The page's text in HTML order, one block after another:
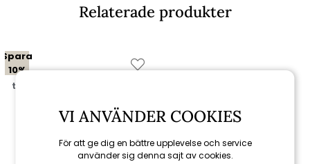
Relaterade produkter
Spara
10%
till 16/8
VI ANVÄNDER COOKIES
För att ge dig en bättre upplevelse och service
använder sig denna sajt av cookies.